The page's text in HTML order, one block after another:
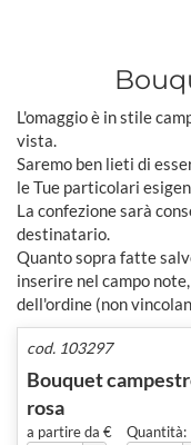
L'omaggio è in stile
vista.
Saremo ben lieti di
le Tue particolari
La confezione sarà
destinatario.
Quanto sopra fatte
inserire nel campo
dell'ordine (non
cod. 103297
Bouquet
rosa
a partire da € Quantità: